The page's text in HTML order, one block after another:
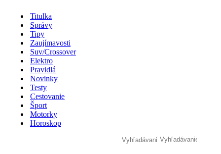
Titulka
Správy
Tipy
Zaujímavosti
Suv/Crossover
Elektro
Pravidlá
Novinky
Testy
Cestovanie
Šport
Motorky
Horoskop